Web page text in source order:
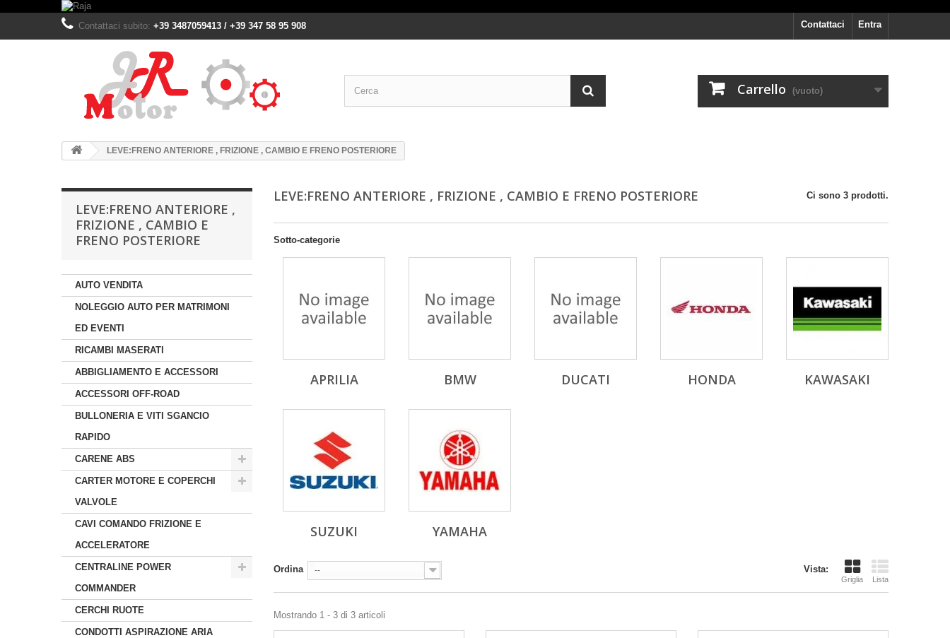
Entra
Contattaci
Contattaci subito: +39 3487059413 / +39 347 58 95 908
Carrello (vuoto)
LEVE:FRENO ANTERIORE , FRIZIONE , CAMBIO E FRENO POSTERIORE
LEVE:FRENO ANTERIORE ,
FRIZIONE , CAMBIO E
FRENO POSTERIORE
AUTO VENDITA
NOLEGGIO AUTO PER MATRIMONI
ED EVENTI
RICAMBI MASERATI
ABBIGLIAMENTO E ACCESSORI
ACCESSORI OFF-ROAD
BULLONERIA E VITI SGANCIO
RAPIDO
CARENE ABS
CARTER MOTORE E COPERCHI
VALVOLE
CAVI COMANDO FRIZIONE E
ACCELERATORE
CENTRALINE POWER
COMMANDER
CERCHI RUOTE
CONDOTTI ASPIRAZIONE ARIA
LEVE:FRENO ANTERIORE , FRIZIONE , CAMBIO E FRENO POSTERIORE Ci sono 3 prodotti.
Sotto-categorie
APRILIA BMW DUCATI HONDA KAWASAKI
SUZUKI YAMAHA
Vista:
Griglia Lista
Ordina --
Mostrando 1 - 3 di 3 articoli